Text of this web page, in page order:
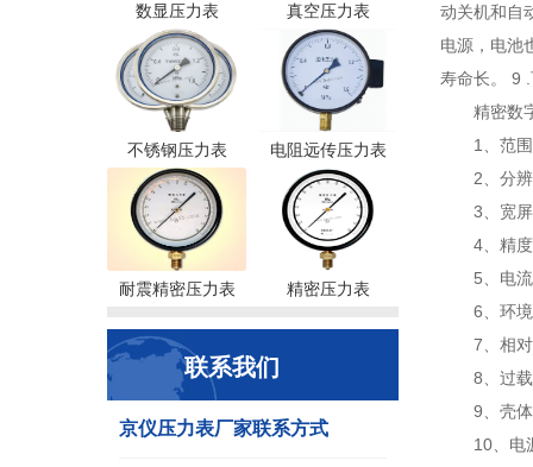
数显压力表 真空压力表
不锈钢压力表 电阻远传压力表
耐震精密压力表 精密压力表
联系我们
京仪压力表厂家联系方式
动关机和自
电源，电池
寿命长。 9
精密数
1、范
2、分
3、宽
4、精
5、电
6、环
7、相
8、过
9、壳
10、电